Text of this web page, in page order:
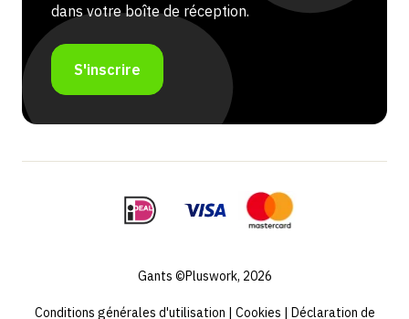
dans votre boîte de réception.
S'inscrire
Gants ©Pluswork, 2026
Conditions générales d'utilisation | Cookies | Déclaration de